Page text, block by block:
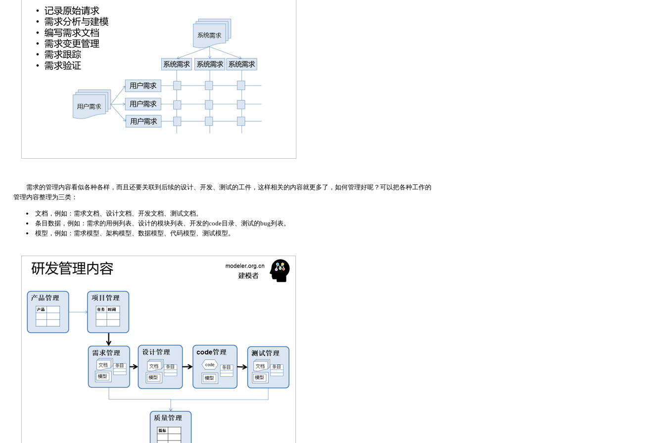
需求的管理内容看似各种各样，而且还要关联到后续的设计、开发、测试的工件，这样相关的内容就更多了，如何管理好呢？可以把各种工作的
管理内容整理为三类：
文档，例如：需求文档、设计文档、开发文档、测试文档。
条目数据，例如：需求的用例列表、设计的模块列表、开发的code目录、测试的bug列表。
模型，例如：需求模型、架构模型、数据模型、代码模型、测试模型。